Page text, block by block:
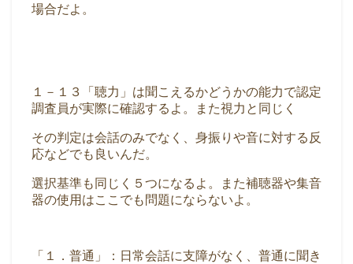
場合だよ。
１－１３「聴力」は聞こえるかどうかの能力で認定
調査員が実際に確認するよ。また視力と同じく
その判定は会話のみでなく、身振りや音に対する反
応などでも良いんだ。
選択基準も同じく５つになるよ。また補聴器や集音
器の使用はここでも問題にならないよ。
「１．普通」：日常会話に支障がなく、普通に聞き